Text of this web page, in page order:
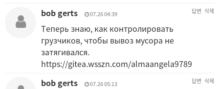
bob gerts
07.26 04:39 답변 삭제
Теперь знаю, как контролировать
грузчиков, чтобы вывоз мусора не
затягивался.
https://gitea.wsszn.com/almaangela9789
bob gerts
07.26 05:13 답변 삭제